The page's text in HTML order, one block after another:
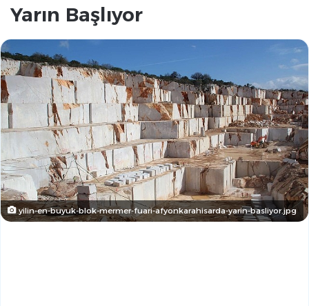
Yarın Başlıyor
yilin-en-buyuk-blok-mermer-fuari-afyonkarahisarda-yarin-basliyor.jpg